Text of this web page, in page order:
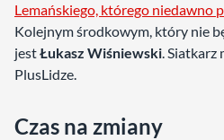
Lemańskiego, którego niedawno
Kolejnym środkowym, który nie
jestŁukasz Wiśniewski. Siatkarz
PlusLidze.
Czas na zmiany